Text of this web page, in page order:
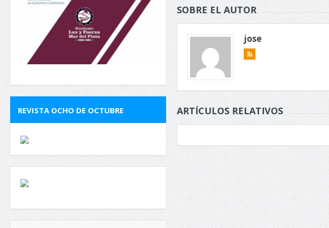
SOBRE EL AUTOR
jose
ARTÍCULOS RELATIVOS
REVISTA OCHO DE OCTUBRE